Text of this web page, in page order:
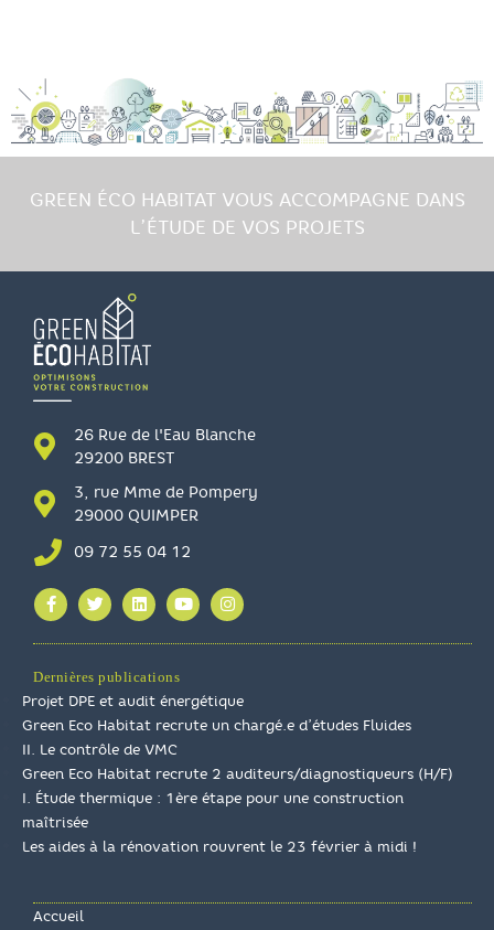
GREEN ÉCO HABITAT VOUS ACCOMPAGNE DANS
L’ÉTUDE DE VOS PROJETS
26 Rue de l'Eau Blanche
29200 BREST
3, rue Mme de Pompery
29000 QUIMPER
09 72 55 04 12
Dernières publications
Projet DPE et audit énergétique
Green Eco Habitat recrute un chargé.e d’études Fluides
II. Le contrôle de VMC
Green Eco Habitat recrute 2 auditeurs/diagnostiqueurs (H/F)
I. Étude thermique : 1ère étape pour une construction
maîtrisée
Les aides à la rénovation rouvrent le 23 février à midi !
Accueil